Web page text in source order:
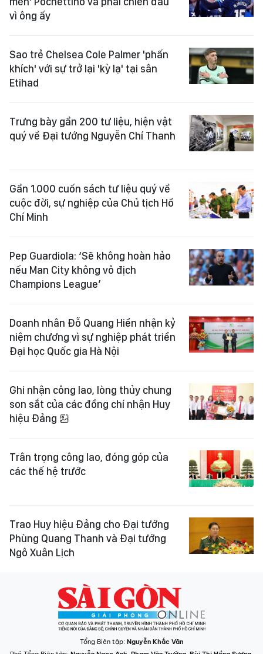
vì ông ấy
Sao trẻ Chelsea Cole Palmer 'phấn
khích' với sự trở lại 'kỳ lạ' tại sân
Etihad
Trưng bày gần 200 tư liệu, hiện vật
quý về Đại tướng Nguyễn Chí Thanh
Gần 1.000 cuốn sách tư liệu quý về
cuộc đời, sự nghiệp của Chủ tịch Hồ
Chí Minh
Pep Guardiola: ‘Sẽ không hoàn hảo
nếu Man City không vô địch
Champions League’
Doanh nhân Đỗ Quang Hiển nhận kỷ
niệm chương vì sự nghiệp phát triển
Đại học Quốc gia Hà Nội
Ghi nhận công lao, lòng thủy chung
son sắt của các đồng chí nhận Huy
hiệu Đảng
Trân trọng công lao, đóng góp của
các thế hệ trước
Trao Huy hiệu Đảng cho Đại tướng
Phùng Quang Thanh và Đại tướng
Ngô Xuân Lịch
Tổng Biên tập: Nguyễn Khắc Văn